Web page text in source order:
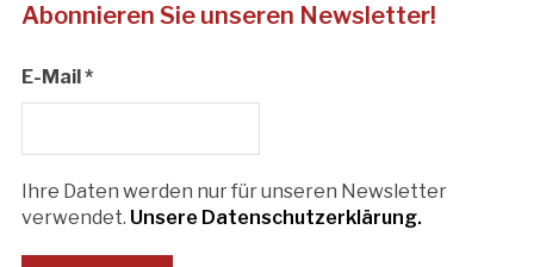
Abonnieren Sie unseren Newsletter!
E-Mail*
Ihre Daten werden nur für unseren Newsletter
verwendet. Unsere Datenschutzerklärung.